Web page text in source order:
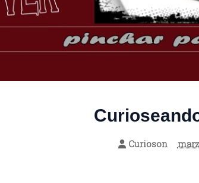
Curioson